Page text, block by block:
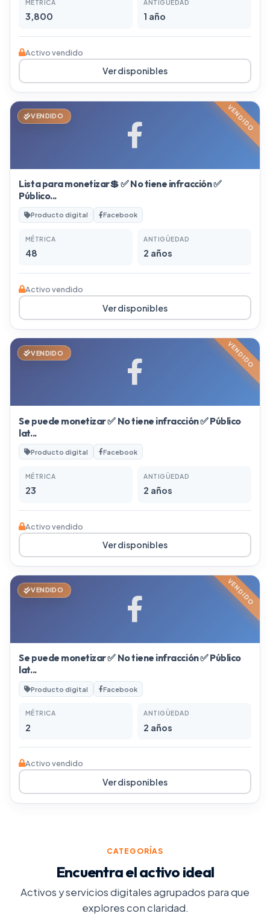
MÉTRICA
3,800
ANTIGÜEDAD
1 año
Activo vendido
Ver disponibles
VENDIDO VENDIDO
Lista para monetizar💲 ✅ No tiene infracción ✅
Público...
Producto digital Facebook
MÉTRICA
48
ANTIGÜEDAD
2 años
Activo vendido
Ver disponibles
VENDIDO VENDIDO
Se puede monetizar ✅ No tiene infracción ✅ Público
lat...
Producto digital Facebook
MÉTRICA
23
ANTIGÜEDAD
2 años
Activo vendido
Ver disponibles
VENDIDO VENDIDO
Se puede monetizar ✅ No tiene infracción ✅ Público
lat...
Producto digital Facebook
MÉTRICA
2
ANTIGÜEDAD
2 años
Activo vendido
Ver disponibles
CATEGORÍAS
Encuentra el activo ideal
Activos y servicios digitales agrupados para que
explores con claridad.